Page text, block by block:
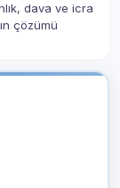
dava ve icra
çözümü